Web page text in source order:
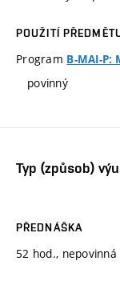
POUŽITÍ
Program B-MAI-
povinný
Typ (způsob)
PŘEDNÁŠKA
52 hod., nepovinná